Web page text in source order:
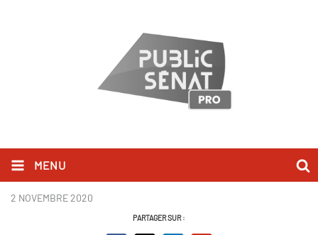
MENU
Mgr M Rougé BCV.PNG
2 NOVEMBRE 2020
PARTAGER SUR :